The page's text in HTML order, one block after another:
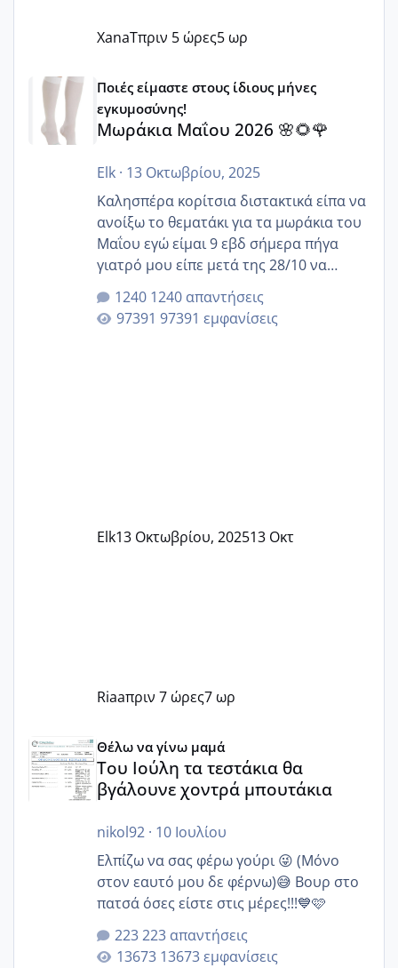
XanaTπριν 5 ώρες5 ωρ
Μωράκια Μαΐου 2026 🌸🌻🌹
Ποιές είμαστε στους ίδιους μήνες
εγκυμοσύνης!
Μωράκια Μαΐου 2026 🌸🌻🌹
Elk· 13 Οκτωβρίου, 2025
Καλησπέρα κορίτσια διστακτικά είπα να
ανοίξω το θεματάκι για τα μωράκια του
Μαΐου εγώ είμαι 9 εβδ σήμερα πήγα
γιατρό μου είπε μετά της 28/10 να
κλείσω ραντεβού για την αυχενική είναι
καμιά άλλη κοπέλα να γεννάει Μάιο ;;
1240 απαντήσεις
97391 εμφανίσεις
Elk13 Οκτωβρίου, 202513 Οκτ
Riaaπριν 7 ώρες7 ωρ
Θέλω να γίνω μαμά
Του Ιούλη τα τεστάκια θα
βγάλουνε χοντρά μπουτάκια
nikol92· 10 Ιουλίου
Ελπίζω να σας φέρω γούρι 😜 (Μόνο
στον εαυτό μου δε φέρνω)😅 Βουρ στο
πατσά όσες είστε στις μέρες!!!💙🩷
223 απαντήσεις
13673 εμφανίσεις